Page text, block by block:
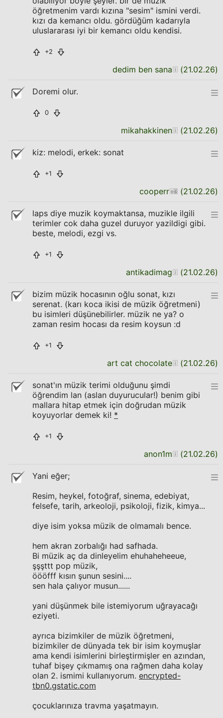
öğretmenim vardı kızına "sesim" ismini verdi.
kızı da kemancı oldu. gördüğüm kadarıyla
uluslararası iyi bir kemancı oldu kendisi.
+2
dedim ben sana (21.02.26)
Doremi olur.
0
mikahakkinen (21.02.26)
kiz: melodi, erkek: sonat
+1
cooperr (21.02.26)
laps diye muzik koymaktansa, muzikle ilgili
terimler cok daha guzel duruyor yazildigi gibi.
beste, melodi, ezgi vs.
+1
antikadimag (21.02.26)
bizim müzik hocasının oğlu sonat, kızı
serenat. (karı koca ikisi de müzik öğretmeni)
bu isimleri düşünebilirler. müzik ne ya? o
zaman resim hocası da resim koysun :d
+1
art cat chocolate (21.02.26)
sonat'ın müzik terimi olduğunu şimdi
öğrendim lan (aslan duyurucular!) benim gibi
mallara hitap etmek için doğrudan müzik
koyuyorlar demek ki! *
+1
anon1m (21.02.26)
Yani eğer;
Resim, heykel, fotoğraf, sinema, edebiyat,
felsefe, tarih, arkeoloji, psikoloji, fizik, kimya...
diye isim yoksa müzik de olmamalı bence.
hem akran zorbalığı had safhada.
Bi müzik aç da dinleyelim ehuhaheheeue,
şşşttt pop müzik,
öööfff kısın şunun sesini....
sen hala çalıyor musun......
yani düşünmek bile istemiyorum uğrayacağı
eziyeti.
ayrıca bizimkiler de müzik öğretmeni,
bizimkiler de dünyada tek bir isim koymuşlar
ama kendi isimlerini birleştirmişler en azından,
tuhaf bişey çıkmamış ona rağmen daha kolay
olan 2. ismimi kullanıyorum. encrypted-
tbn0.gstatic.com
çocuklarınıza travma yaşatmayın.